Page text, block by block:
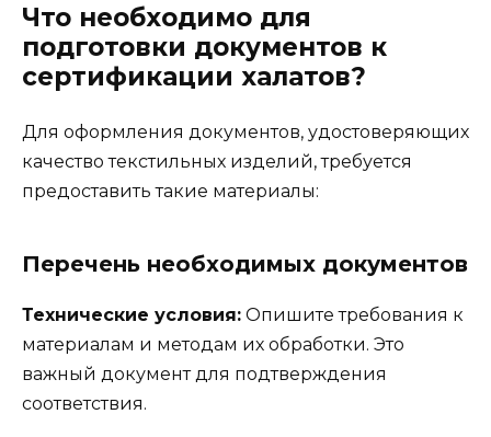
Что необходимо для
подготовки документов к
сертификации халатов?
Для оформления документов, удостоверяющих
качество текстильных изделий, требуется
предоставить такие материалы:
Перечень необходимых документов
Технические условия: Опишите требования к
материалам и методам их обработки. Это
важный документ для подтверждения
соответствия.